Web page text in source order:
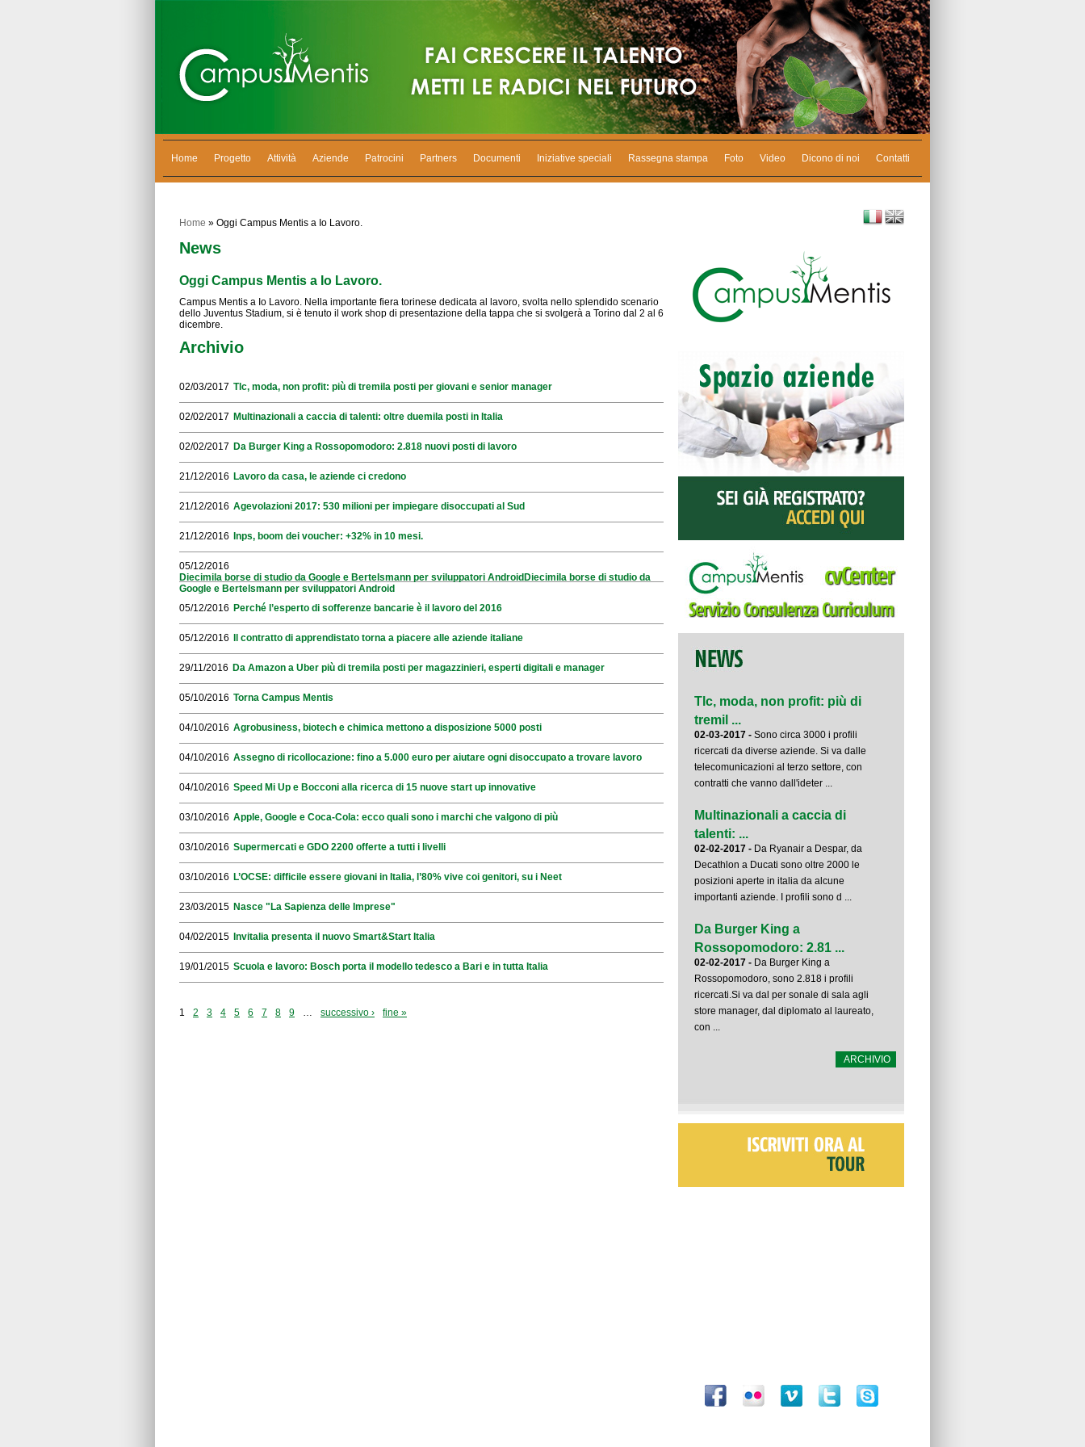
Home Progetto Attività Aziende Patrocini Partners Documenti Iniziative speciali Rassegna stampa Foto Video Dicono di noi Contatti
Home » Oggi Campus Mentis a Io Lavoro.
News
Oggi Campus Mentis a Io Lavoro.
Campus Mentis a Io Lavoro. Nella importante fiera torinese dedicata al lavoro, svolta nello splendido scenario
dello Juventus Stadium, si è tenuto il work shop di presentazione della tappa che si svolgerà a Torino dal 2 al 6
dicembre.
Archivio
02/03/2017 Tlc, moda, non profit: più di tremila posti per giovani e senior manager
02/02/2017 Multinazionali a caccia di talenti: oltre duemila posti in Italia
02/02/2017 Da Burger King a Rossopomodoro: 2.818 nuovi posti di lavoro
21/12/2016 Lavoro da casa, le aziende ci credono
21/12/2016 Agevolazioni 2017: 530 milioni per impiegare disoccupati al Sud
21/12/2016 Inps, boom dei voucher: +32% in 10 mesi.
05/12/2016
Diecimila borse di studio da Google e Bertelsmann per sviluppatori AndroidDiecimila borse di studio da
Google e Bertelsmann per sviluppatori Android
05/12/2016 Perché l’esperto di sofferenze bancarie è il lavoro del 2016
05/12/2016 Il contratto di apprendistato torna a piacere alle aziende italiane
29/11/2016 Da Amazon a Uber più di tremila posti per magazzinieri, esperti digitali e manager
05/10/2016 Torna Campus Mentis
04/10/2016 Agrobusiness, biotech e chimica mettono a disposizione 5000 posti
04/10/2016 Assegno di ricollocazione: fino a 5.000 euro per aiutare ogni disoccupato a trovare lavoro
04/10/2016 Speed Mi Up e Bocconi alla ricerca di 15 nuove start up innovative
03/10/2016 Apple, Google e Coca-Cola: ecco quali sono i marchi che valgono di più
03/10/2016 Supermercati e GDO 2200 offerte a tutti i livelli
03/10/2016 L’OCSE: difficile essere giovani in Italia, l’80% vive coi genitori, su i Neet
23/03/2015 Nasce "La Sapienza delle Imprese"
04/02/2015 Invitalia presenta il nuovo Smart&Start Italia
19/01/2015 Scuola e lavoro: Bosch porta il modello tedesco a Bari e in tutta Italia
1 2 3 4 5 6 7 8 9 … successivo › fine »
Tlc, moda, non profit: più di
tremil ...
02-03-2017 - Sono circa 3000 i profili
ricercati da diverse aziende. Si va dalle
telecomunicazioni al terzo settore, con
contratti che vanno dall'ideter ...
Multinazionali a caccia di
talenti: ...
02-02-2017 - Da Ryanair a Despar, da
Decathlon a Ducati sono oltre 2000 le
posizioni aperte in italia da alcune
importanti aziende. I profili sono d ...
Da Burger King a
Rossopomodoro: 2.81 ...
02-02-2017 - Da Burger King a
Rossopomodoro, sono 2.818 i profili
ricercati.Si va dal per sonale di sala agli
store manager, dal diplomato al laureato,
con ...
ARCHIVIO